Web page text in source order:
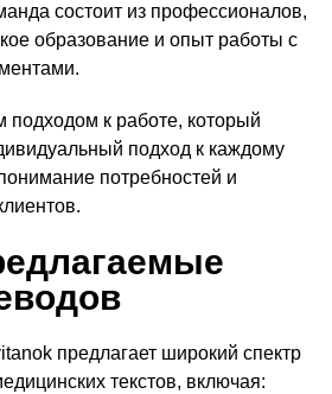
состоит из профессионалов,
образование и опыт работы с
к работе, который
подход к каждому
потребностей и
предлагает широкий спектр
текстов, включая: